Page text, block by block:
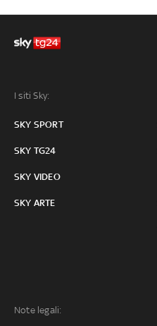
I siti Sky:
SKY SPORT
SKY TG24
SKY VIDEO
SKY ARTE
Note legali: